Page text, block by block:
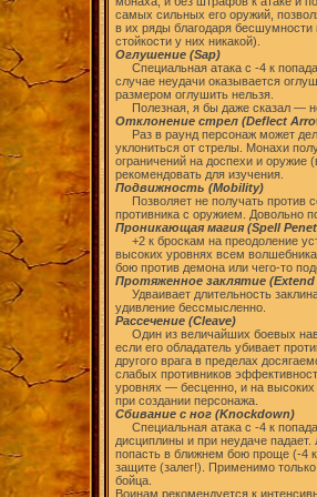
самых сильных его оружий,
в их ряды благодаря
стойкости у них никакой).
Оглушение (Sap)
Специальная атака с -4 к
случае неудачи оказывается
размером оглушить нельзя.
Полезная, я бы даже сказал —
Отклонение стрел (Deflect
Раз в раунд персонаж может
уклониться от стрелы. Монахи
ограничений на доспехи и оружие
рекомендовать для изучения.
Подвижность (Mobility)
Позволяет не получать против
противника с оружием. Довольно
Проникающая магия (Spell
+2 к броскам на преодоление
высоких уровнях всем
бою против демона или чего-то
Протяженное заклятие (Extend
Удваивает длительность
удивление бессмысленно.
Рассечение (Cleave)
Один из величайших боевых
если его обладатель убивает
другого врага в пределах
слабых противников
уровнях — бесценно, и на
при создании персонажа.
Сбивание с ног (Knockdown)
Специальная атака с -4 к
дисциплины и при неудаче
попасть в ближнем бою проще (-4
защите (залег!). Применимо
бойца.
Воинам рекомендуется к